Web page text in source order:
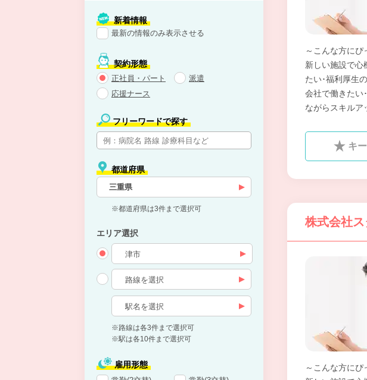
～こんな方にぴ
新しい施設で心
たい･福利厚生
会社で働きたい
ながらスキルア
族や大切な人を
キ
株式会社
～こんな方にぴ
新着情報
最新の情報のみ表示させる
契約形態
正社員・パート
派遣
応援ナース
フリーワードで探す
都道府県
三重県
※都道府県は3件まで選択可
エリア選択
※路線は各3件まで選択可
※駅は各10件まで選択可
雇用形態